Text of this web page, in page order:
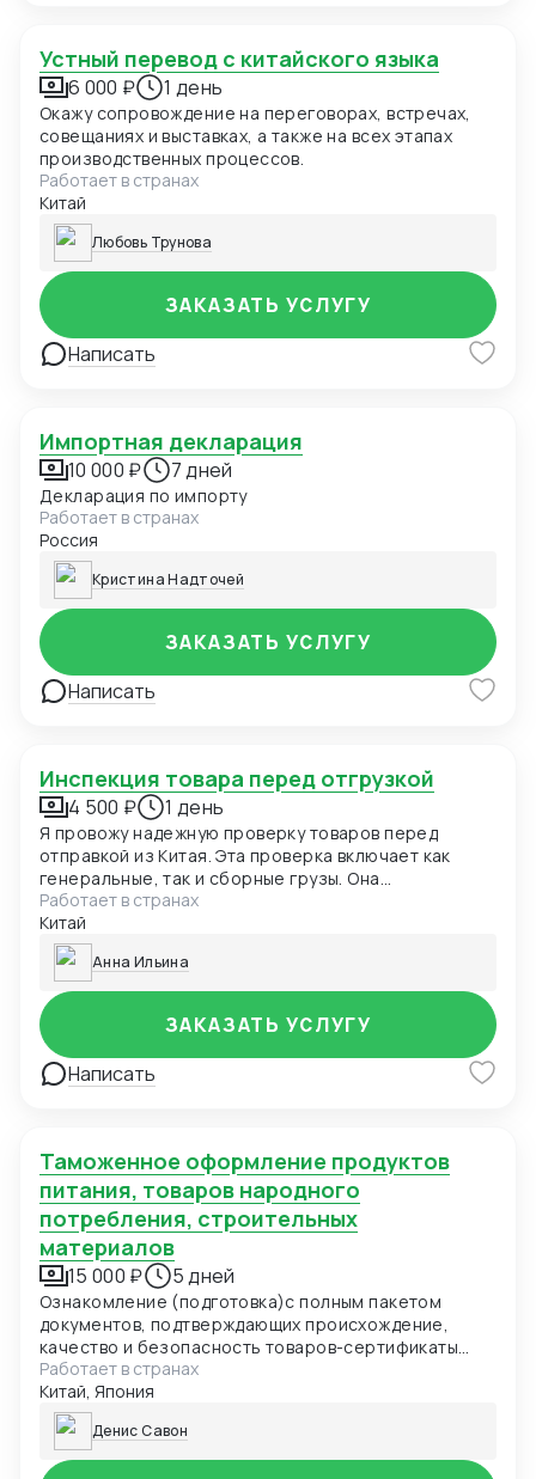
Устный перевод с китайского языка
6 000 ₽ 1 день
Окажу сопровождение на переговорах, встречах,
совещаниях и выставках, а также на всех этапах
производственных процессов.
Работает в странах
Китай
Любовь Трунова
Написать
ЗАКАЗАТЬ УСЛУГУ
Импортная декларация
10 000 ₽ 7 дней
Декларация по импорту
Работает в странах
Россия
Кристина Надточей
Написать
ЗАКАЗАТЬ УСЛУГУ
Инспекция товара перед отгрузкой
4 500 ₽ 1 день
Я провожу надежную проверку товаров перед
отправкой из Китая. Эта проверка включает как
генеральные, так и сборные грузы. Она
осуществляется после завершения производства,
когда большая часть товара уже упакована.
Работает в странах
Китай
Анна Ильина
Написать
ЗАКАЗАТЬ УСЛУГУ
Таможенное оформление продуктов
питания, товаров народного
потребления, строительных
материалов
15 000 ₽ 5 дней
Ознакомление (подготовка)с полным пакетом
документов, подтверждающих происхождение,
качество и безопасность товаров-сертификаты
происхождения, декларации соответствия,
ветеринарные и фитосанитарные сертификаты,
лицензии на ввоз, контракты и счета-фактуры.
Работает в странах
Китай, Япония
Денис Савон